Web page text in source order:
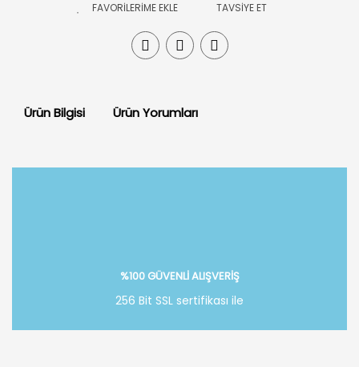
TAVSİYE ET
Ürün Bilgisi Ürün Yorumları
%100 GÜVENLİ ALIŞVERİŞ
256 Bit SSL sertifikası ile